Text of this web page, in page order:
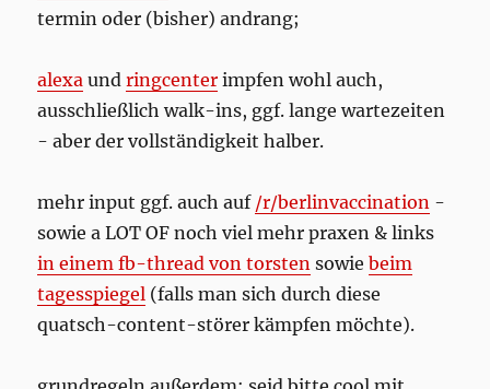
termin oder (bisher) andrang;
alexa undringcenter impfen wohl auch,
ausschließlich walk-ins, ggf. lange wartezeiten
- aber der vollständigkeit halber.
mehr input ggf. auch auf /r/berlinvaccination -
sowie a LOT OF noch viel mehr praxen & links
in einem fb-thread von torsten sowiebeim
tagesspiegel (falls man sich durch diese
quatsch-content-störer kämpfen möchte).